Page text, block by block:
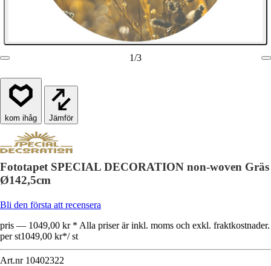
1/3
Jämför
Fototapet SPECIAL DECORATION non-woven Gräs
Ø142,5cm
Bli den första att recensera
pris — 1049,00 kr * Alla priser är inkl. moms och exkl. fraktkostnader.
per st1049,00 kr*/ st
Art.nr 10402322